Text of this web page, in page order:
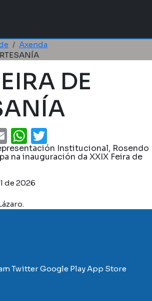
pan
Axenda
DE
EmailWhatsApp
Institucional, Rosendo
na inauguración da XXIX Feira de
de 2026
TwitterGoogle PlayApp Store